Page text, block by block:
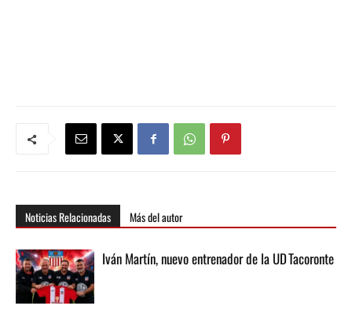
Noticias Relacionadas Más del autor
Iván Martín, nuevo entrenador de la UD Tacoronte